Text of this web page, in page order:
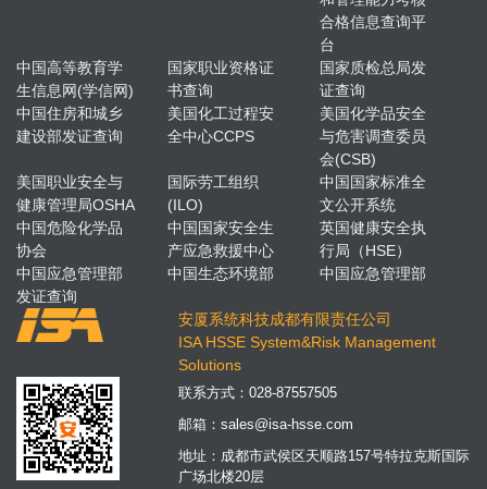
合格信息查询平
台
中国高等教育学
生信息网(学信网)
国家职业资格证
书查询
国家质检总局发
证查询
中国住房和城乡
建设部发证查询
美国化工过程安
全中心CCPS
美国化学品安全
与危害调查委员
会(CSB)
美国职业安全与
健康管理局OSHA
国际劳工组织
(ILO)
中国国家标准全
文公开系统
中国危险化学品
协会
中国国家安全生
产应急救援中心
英国健康安全执
行局（HSE）
中国应急管理部
发证查询
中国生态环境部 中国应急管理部
安厦系统科技成都有限责任公司
ISA HSSE System&Risk Management
Solutions
联系方式：028-87557505
邮箱：sales@isa-hsse.com
地址：成都市武侯区天顺路157号特拉克斯国际
广场北楼20层